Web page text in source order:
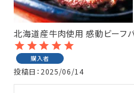
北海道産牛肉使用 感動ビー
購入者
投稿日 2025/06/14